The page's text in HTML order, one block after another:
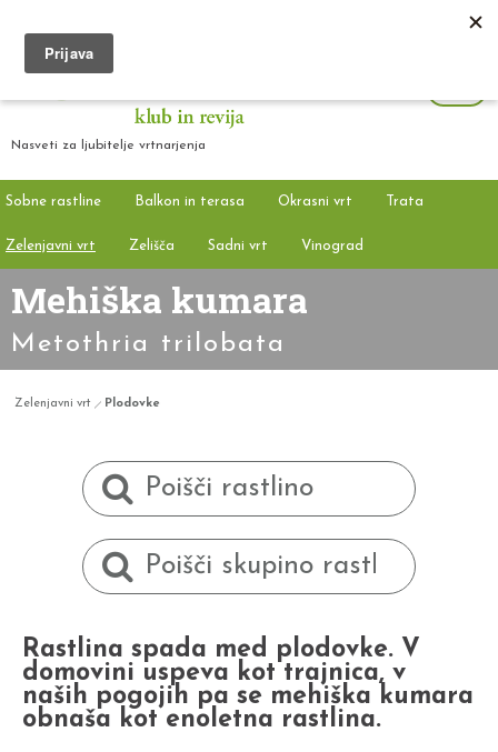
Nasveti za ljubitelje vrtnarjenja
Sobne rastline Balkon in terasa Okrasni vrt Trata
Zelenjavni vrt Zelišča Sadni vrt Vinograd
Mehiška kumara
Metothria trilobata
Zelenjavni vrt Plodovke
Rastlina spada med plodovke. V
domovini uspeva kot trajnica, v
naših pogojih pa se mehiška kumara
obnaša kot enoletna rastlina.